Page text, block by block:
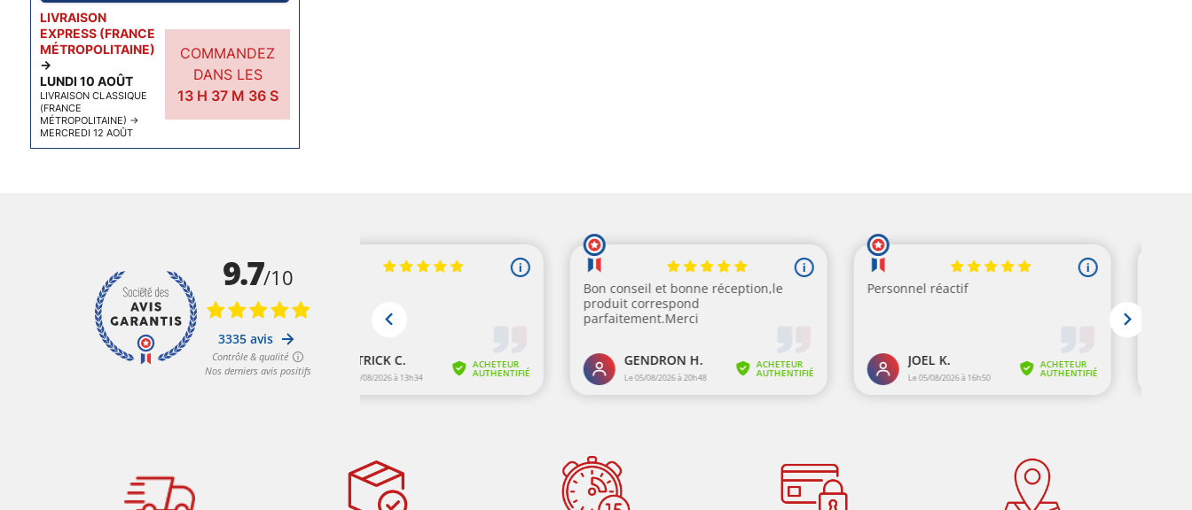
LIVRAISON
EXPRESS (FRANCE
MÉTROPOLITAINE)
→
LUNDI 10 AOÛT
LIVRAISON CLASSIQUE
(FRANCE
MÉTROPOLITAINE) →
MERCREDI 12 AOÛT
COMMANDEZ
DANS LES
13H 37M 35S